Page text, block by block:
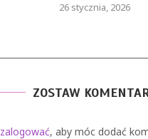
26 stycznia, 2026
ZOSTAW
zalogować, aby móc dodać